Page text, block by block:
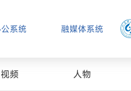
融媒体系统
系统
视频 人物